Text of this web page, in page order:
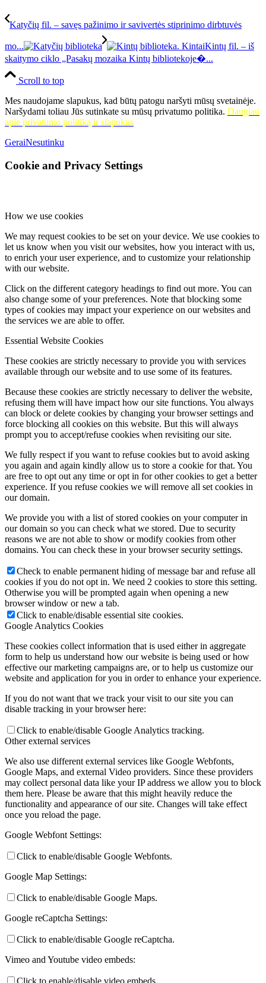
Katyčių fil. – savęs pažinimo ir savivertės stiprinimo dirbtuvės
mo...
Kintų fil. – iš
skaitymo ciklo „Pasakų mozaika Kintų bibliotekoje�...
Scroll to top
Mes naudojame slapukus, kad būtų patogu naršyti mūsų svetainėje.
Naršydami toliau Jūs sutinkate su mūsų privatumo politika. Daugiau
apie privatumo politiką ir slapukus
GeraiNesutinku
Cookie and Privacy Settings
How we use cookies
We may request cookies to be set on your device. We use cookies to
let us know when you visit our websites, how you interact with us,
to enrich your user experience, and to customize your relationship
with our website.
Click on the different category headings to find out more. You can
also change some of your preferences. Note that blocking some
types of cookies may impact your experience on our websites and
the services we are able to offer.
Essential Website Cookies
These cookies are strictly necessary to provide you with services
available through our website and to use some of its features.
Because these cookies are strictly necessary to deliver the website,
refusing them will have impact how our site functions. You always
can block or delete cookies by changing your browser settings and
force blocking all cookies on this website. But this will always
prompt you to accept/refuse cookies when revisiting our site.
We fully respect if you want to refuse cookies but to avoid asking
you again and again kindly allow us to store a cookie for that. You
are free to opt out any time or opt in for other cookies to get a better
experience. If you refuse cookies we will remove all set cookies in
our domain.
We provide you with a list of stored cookies on your computer in
our domain so you can check what we stored. Due to security
reasons we are not able to show or modify cookies from other
domains. You can check these in your browser security settings.
Check to enable permanent hiding of message bar and refuse all
cookies if you do not opt in. We need 2 cookies to store this setting.
Otherwise you will be prompted again when opening a new
browser window or new a tab.
Click to enable/disable essential site cookies.
Google Analytics Cookies
These cookies collect information that is used either in aggregate
form to help us understand how our website is being used or how
effective our marketing campaigns are, or to help us customize our
website and application for you in order to enhance your experience.
If you do not want that we track your visit to our site you can
disable tracking in your browser here:
Click to enable/disable Google Analytics tracking.
Other external services
We also use different external services like Google Webfonts,
Google Maps, and external Video providers. Since these providers
may collect personal data like your IP address we allow you to block
them here. Please be aware that this might heavily reduce the
functionality and appearance of our site. Changes will take effect
once you reload the page.
Google Webfont Settings:
Click to enable/disable Google Webfonts.
Google Map Settings:
Click to enable/disable Google Maps.
Google reCaptcha Settings:
Click to enable/disable Google reCaptcha.
Vimeo and Youtube video embeds:
Click to enable/disable video embeds.